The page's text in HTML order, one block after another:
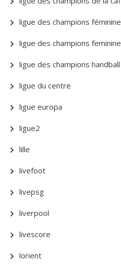
ligue des champions féminine
ligue des champions feminine
ligue des champions handball
ligue du centre
ligue europa
ligue2
lille
livefoot
livepsg
liverpool
livescore
lorient